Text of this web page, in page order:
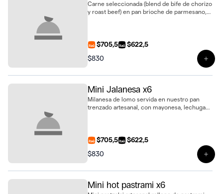
Carne seleccionada (blend de bife de chorizo
y roast beef) en pan brioche de parmesano,
$705,5
$622,5
$830
Ver
Mini Jalanesa x6
Milanesa de lomo servida en nuestro pan
trenzado artesanal, con mayonesa, lechuga
$705,5
$622,5
$830
Ver
Mini hot pastrami x6